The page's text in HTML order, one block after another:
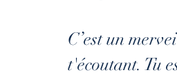
C’est un
t'écoutant. Tu